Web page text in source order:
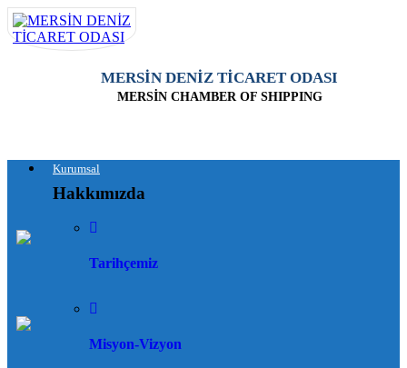
MERSİN DENİZ TİCARET ODASI
MERSİN CHAMBER OF SHIPPING
Kurumsal
Hakkımızda
Tarihçemiz
Misyon-Vizyon